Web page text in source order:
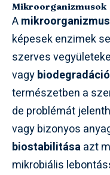
Mikroorganizmusok
A
képesek enzimek
szerves
vagybiodegradáció
természetben a
de problémát
vagy bizonyos
biostabilitásaazt
mikrobiális